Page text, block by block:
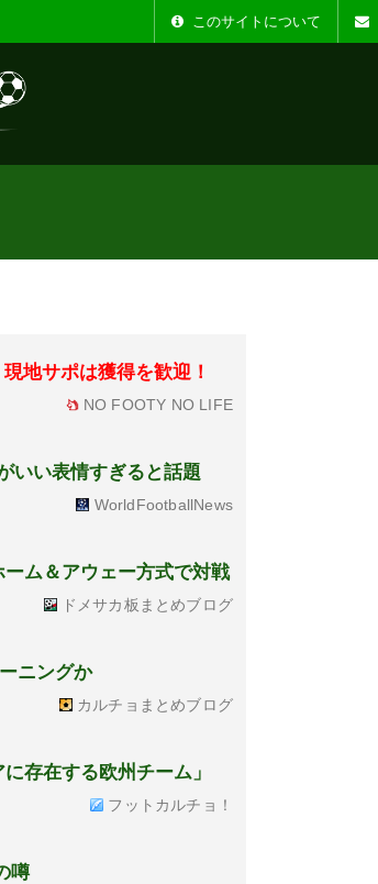
示設定機能を追加しました。 このサイトについて
地サポは獲得を歓迎！
NO FOOTY NO LIFE
いい表情すぎると話題
WorldFootballNews
ム＆アウェー方式で対戦
ドメサカ板まとめブログ
ニングか
カルチョまとめブログ
存在する欧州チーム」
フットカルチョ！
噂